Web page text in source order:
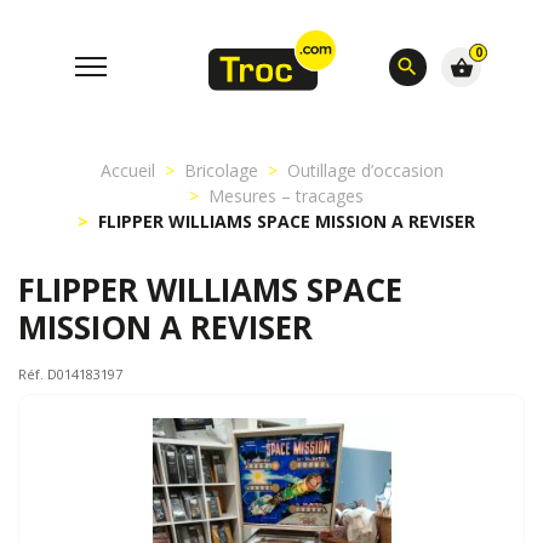
search
0
shopping_basket
Accueil Bricolage
Outillage d’occasion
Mesures – tracages
FLIPPER WILLIAMS SPACE MISSION A REVISER
FLIPPER WILLIAMS SPACE
MISSION A REVISER
Réf. D014183197